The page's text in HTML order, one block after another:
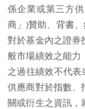
係企業或第三方
商」)贊助、背書
對於基金內之證券
般市場績效之能力
之過往績效不代
供應商對於指數、
關或衍生之資訊，